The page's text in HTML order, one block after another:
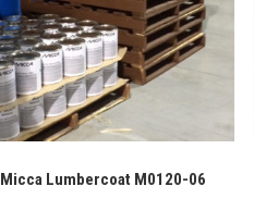
Micca Lumbercoat M0120-06